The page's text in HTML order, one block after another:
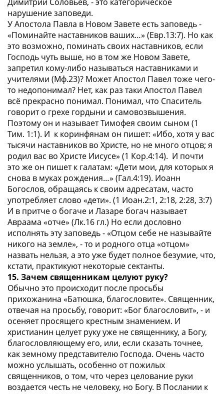
нарушение заповеди.
У Апостола Павла в Новом Завете есть заповедь -
«Поминайте наставников ваших…» (Евр.13:7). Но как
это возможно, поминать своих наставников, если
Господь чуть выше, но в том же Новом Завете,
запретил кому-либо называться наставниками и
учителями (Мф.23)? Может Апостол Павел тоже чего-
то недопонимал? Нет, как раз таки Апостол Павел
всё прекрасно понимал. Понимал, что Спаситель
говорит о грехе гордыни и самовозвышения.
Поэтому он и называет Тимофея своим сыном (1
Тим. 1:1). И к коринфянам он пишет: «Ибо, хотя у вас
тысячи наставников во Христе, но не много отцов; я
родил вас во Христе Иисусе» (1 Кор.4:14). И почти
это же он пишет к галатам: «Дети мои, для которых я
снова в муках рождения…» (Гал.4:19). Иоанн
Богослов, обращаясь к своим адресатам, часто
употребляет слово «дети». (1 Иоан.2:1, 2:18, 2:28, 3:7)
И в притче о богаче и Лазаре богач называет
Авраама «отче» (Лк.16 гл.) Но если дословно
исполнять эту заповедь - «Отцом себе не называйте
никого на земле», - то и родного отца «отцом»
назвать нельзя, а это уже будет полное безумие, что,
кстати, практикуют некоторые сектанты.
15. Зачем священникам целуют руку?
Обычно это происходит после просьбы
прихожанина «Батюшка, благословите». Священник,
отвечая на просьбу, говорит: «Бог благословит», - и
осеняет просящего крестным знамением. И
христианин целует руку уже не священнику, а Богу,
благословляющему его, или, если сказать точнее,
как земному представителю Господа. Очень часто
можно услышать, особенно от пожилых
священников, о том, что через целование руки
воздается честь не человеку, но Богу. В Послании к